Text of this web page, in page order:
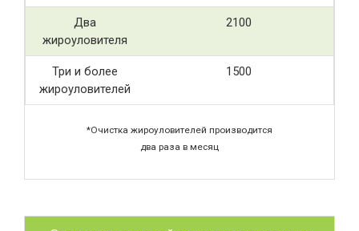
Два
жироуловителя
2100
Три и более
жироуловителей
1500
*Очистка жироуловителей производится
два раза в месяц